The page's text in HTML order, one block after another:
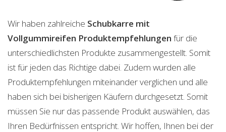
Wir haben zahlreiche Schubkarre mit
Vollgummireifen Produktempfehlungen für die
unterschiedlichsten Produkte zusammengestellt. Somit
ist für jeden das Richtige dabei. Zudem wurden alle
Produktempfehlungen miteinander verglichen und alle
haben sich bei bisherigen Käufern durchgesetzt. Somit
müssen Sie nur das passende Produkt auswählen, das
Ihren Bedürfnissen entspricht. Wir hoffen, Ihnen bei der